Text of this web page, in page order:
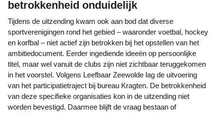
betrokkenheid onduidelijk
Tijdens de uitzending kwam ook aan bod dat diverse
sportverenigingen rond het gebied – waaronder voetbal, hockey
en korfbal – niet actief zijn betrokken bij het opstellen van het
ambitiedocument. Eerder ingediende ideeën op persoonlijke
titel, maar wel vanuit de clubs zijn niet zichtbaar teruggekomen
in het voorstel. Volgens Leefbaar Zeewolde lag de uitvoering
van het participatietraject bij bureau Kragten. De betrokkenheid
van deze specifieke organisaties kon in de uitzending niet
worden bevestigd. Daarmee blijft de vraag bestaan of